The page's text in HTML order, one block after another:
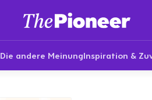
Die andere MeinungInspiration &